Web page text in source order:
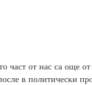
част от нас са още
в политически